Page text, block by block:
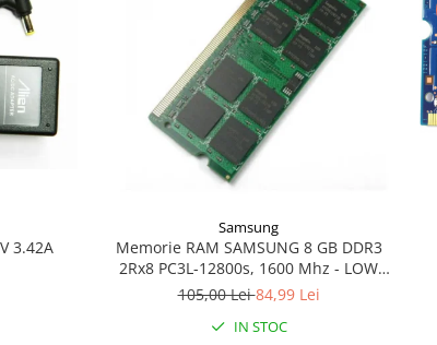
3.42A
Samsung
Memorie RAM SAMSUNG 8 GB DDR3
2Rx8 PC3L-12800s, 1600 Mhz - LOW
VOLTAGE
105,00 Lei84,99 Lei
IN STOC